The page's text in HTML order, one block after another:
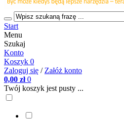
Start
Menu
Szukaj
Konto
Koszyk 0
Zaloguj się / Załóż konto
0,00 zł 0
Twój koszyk jest pusty ...